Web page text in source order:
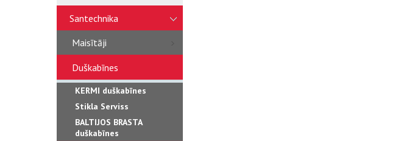
Santechnika
Maisītāji
Duškabīnes
KERMI duškabīnes
Stikla Serviss
BALTIJOS BRASTA
duškabīnes